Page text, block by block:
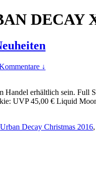
DECAY
↓
erhältlich sein. Full
UVP 45,00 € Liquid
Urban Decay Christmas 2016,